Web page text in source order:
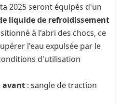
2025 seront équipés d'un
liquide de refroidissement
à l'abri des chocs, ce
l'eau expulsée par le
d'utilisation
avant : sangle de traction